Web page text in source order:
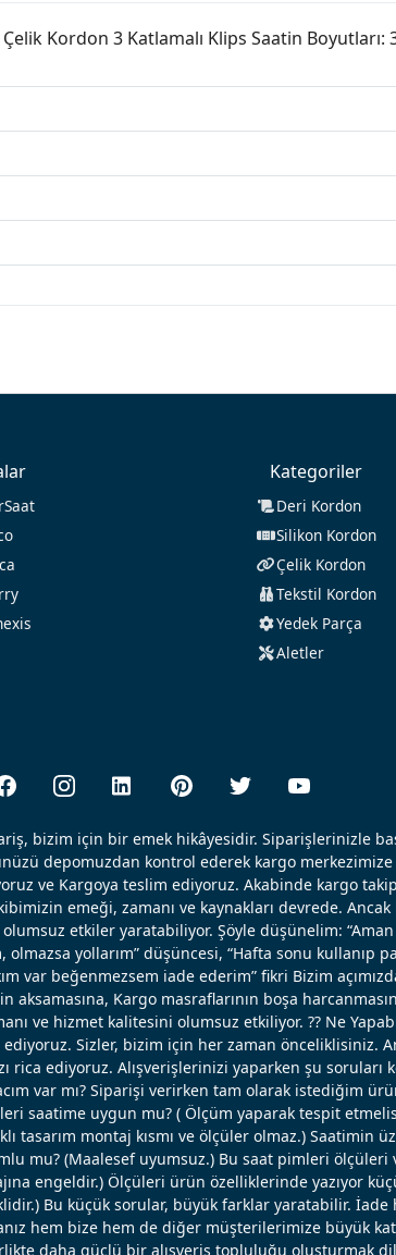
Kordon 3 Katlamalı Klips Saatin Boyutları:
Kategoriler
Deri Kordon
Silikon Kordon
Çelik Kordon
Tekstil Kordon
Yedek Parça
Aletler
bizim için bir emek hikâyesidir. Siparişlerinizle
depomuzdan kontrol ederek kargo merkezimize
ve Kargoya teslim ediyoruz. Akabinde kargo
emeği, zamanı ve kaynakları devrede. Ancak
etkiler yaratabiliyor. Şöyle düşünelim: “Aman
olmazsa yollarım” düşüncesi, “Hafta sonu kullanıp
var beğenmezsem iade ederim” fikri Bizim
Kargo masraflarının boşa
ve hizmet kalitesini olumsuz etkiliyor. ?? Ne
Sizler, bizim için her zaman önceliklisiniz.
rica ediyoruz. Alışverişlerinizi yaparken şu soruları
var mı? Siparişi verirken tam olarak istediğim
saatime uygun mu? ( Ölçüm yaparak tespit
tasarım montaj kısmı ve ölçüler olmaz.) Saatimin
mu? (Maalesef uyumsuz.) Bu saat pimleri ölçüleri
engeldir.) Ölçüleri ürün özelliklerinde yazıyor
Bu küçük sorular, büyük farklar yaratabilir. İade
hem bize hem de diğer müşterilerimize büyük
daha güçlü bir alışveriş topluluğu oluşturmak